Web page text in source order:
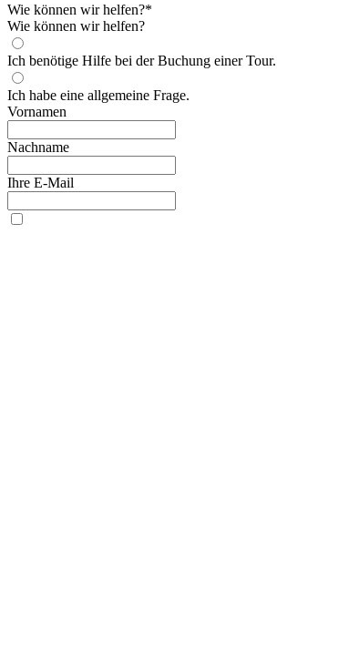
Wie können wir helfen?*
Wie können wir helfen?
Ich benötige Hilfe bei der Buchung einer Tour.
Ich habe eine allgemeine Frage.
Vornamen
Nachname
Ihre E-Mail